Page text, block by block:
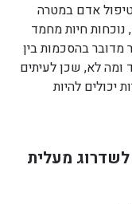
אדם במטרה
חיות מחמד
בהסכמות בין
ומה לא, שכן לעיתים
יכולים להיות
מעלית